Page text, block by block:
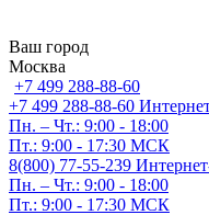
Ваш город
Москва
+7 499 288-88-60
+7 499 288-88-60
Пн. – Чт.: 9:00 - 18:00
Пт.: 9:00 - 17:30 МСК
8(800) 77-55-239
Пн. – Чт.: 9:00 - 18:00
Пт.: 9:00 - 17:30 МСК